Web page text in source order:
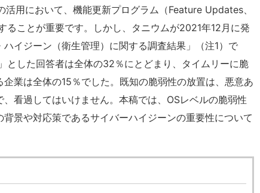
用において、機能更新プログラム（Feature Updates、
ることが重要です。しかし、タニウムが2021年12月に発
イジーン（衛生管理）に関する調査結果」（注1）で
とした回答者は全体の32％にとどまり、タイムリーに脆
業は全体の15％でした。既知の脆弱性の放置は、悪意あ
看過してはいけません。本稿では、OSレベルの脆弱性
景や対応策であるサイバーハイジーンの重要性について